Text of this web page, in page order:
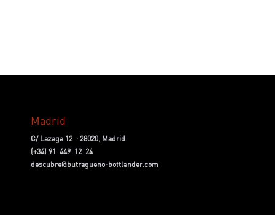
Madrid
C/ Lazaga 12 · 28020, Madrid
(+34) 91 449 12 24
descubre@butragueno-bottlander.com